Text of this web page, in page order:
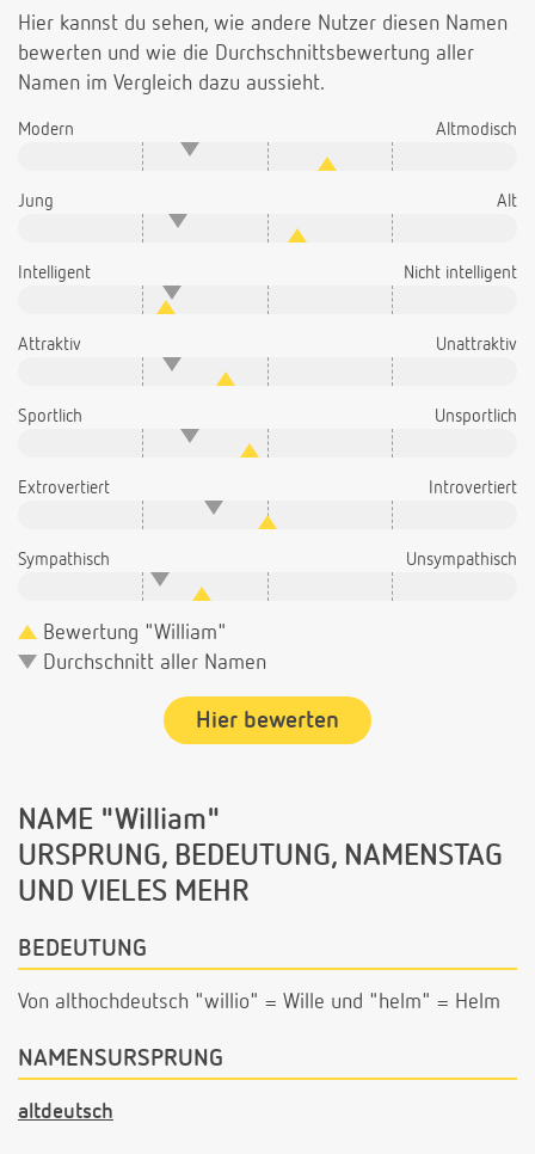
Hier kannst du sehen, wie andere Nutzer diesen Namen
bewerten und wie die Durchschnittsbewertung aller
Namen im Vergleich dazu aussieht.
Modern Altmodisch
Jung Alt
Intelligent Nicht intelligent
Attraktiv Unattraktiv
Sportlich Unsportlich
Extrovertiert Introvertiert
Sympathisch Unsympathisch
Bewertung "William"
Durchschnitt aller Namen
Hier bewerten
NAME "William"
URSPRUNG, BEDEUTUNG, NAMENSTAG
UND VIELES MEHR
BEDEUTUNG
Von althochdeutsch "willio" = Wille und "helm" = Helm
NAMENSURSPRUNG
altdeutsch